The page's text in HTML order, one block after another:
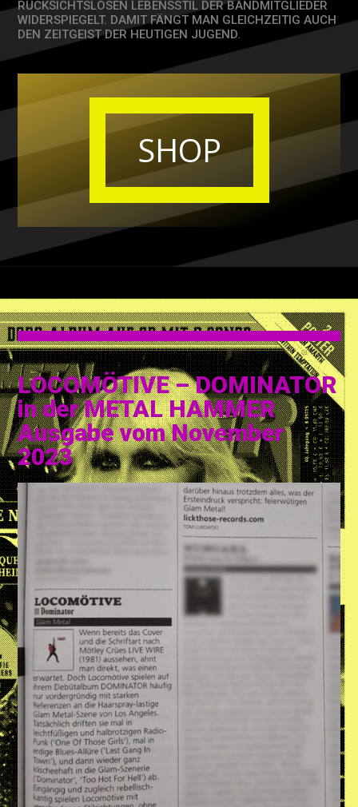
RÜCKSICHTSLOSEN LEBENSSTIL DER BANDMITGLIEDER
WIDERSPIEGELT. DAMIT FÄNGT MAN GLEICHZEITIG AUCH
DEN ZEITGEIST DER HEUTIGEN JUGEND.
SHOP
LOCOMÖTIVE – DOMINATOR
in der METAL HAMMER
Ausgabe vom November
2023